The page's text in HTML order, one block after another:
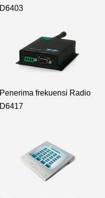
D6403
Penerima frekuensi Radio
D6417